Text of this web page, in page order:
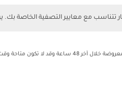
تتناسب مع معايير التصفية الخاصة
وقد لا تكون متاحة وقت الحجز.